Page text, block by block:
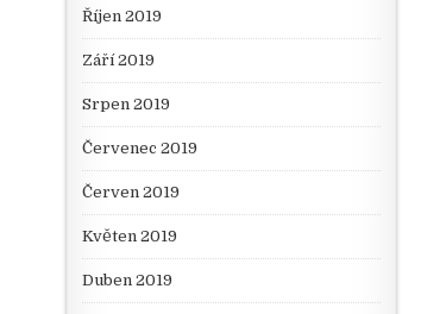
Říjen 2019
Září 2019
Srpen 2019
Červenec 2019
Červen 2019
Květen 2019
Duben 2019